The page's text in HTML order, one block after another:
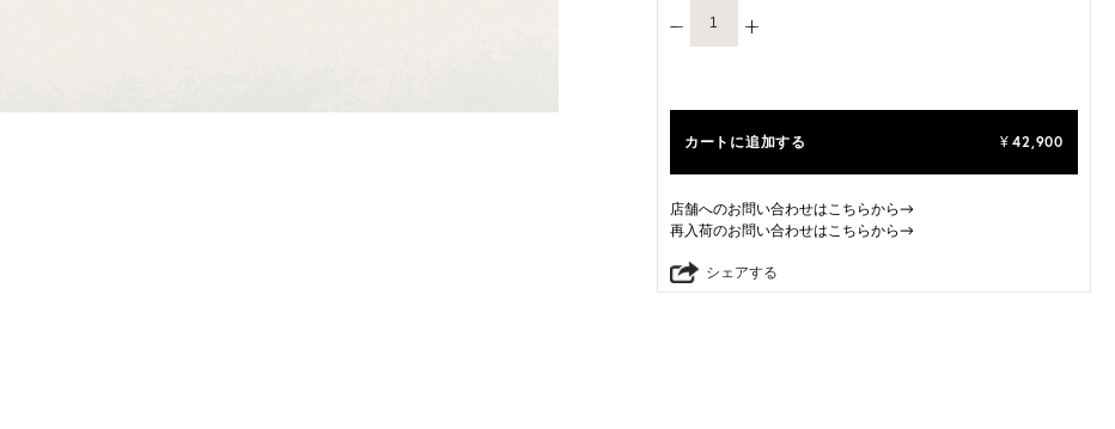
カートに追加する ¥ 42,900
店舗へのお問い合わせはこちらから→
再入荷のお問い合わせはこちらから→
シェアする